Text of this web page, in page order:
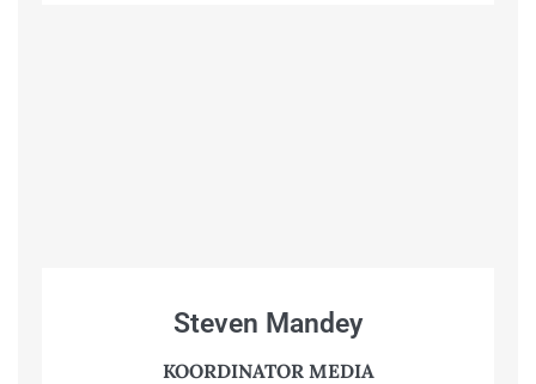
Steven Mandey
KOORDINATOR MEDIA